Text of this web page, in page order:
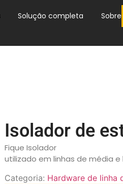
Solução completa Sobre
Isolador de
Fique Isolador
utilizado em linhas de média
Categoria: Hardware de linha